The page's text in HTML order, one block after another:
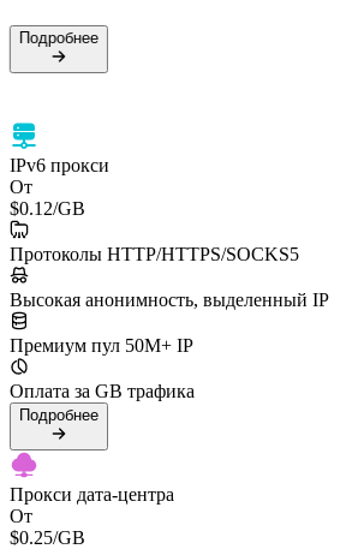
Подробнее
IPv6 прокси
От
$0.12/GB
Протоколы HTTP/HTTPS/SOCKS5
Высокая анонимность, выделенный IP
Премиум пул 50M+ IP
Оплата за GB трафика
Подробнее
Прокси дата-центра
От
$0.25/GB